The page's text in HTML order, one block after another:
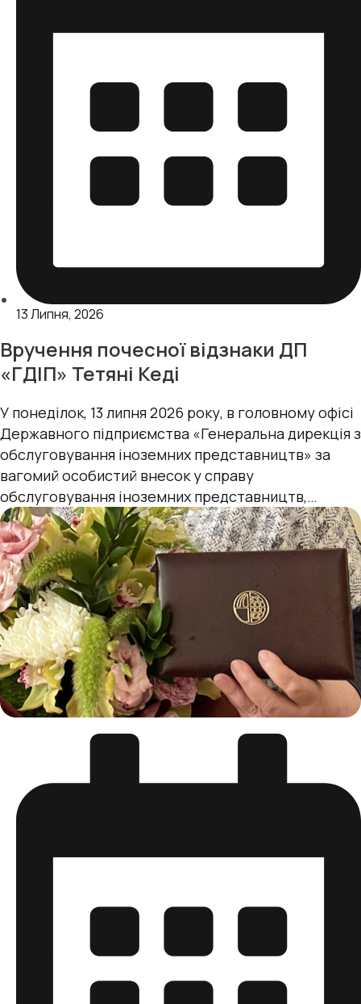
13 Липня, 2026
Вручення почесної відзнаки ДП
«ГДІП» Тетяні Кеді
У понеділок, 13 липня 2026 року, в головному офісі
Державного підприємства «Генеральна дирекція з
обслуговування іноземних представництв» за
вагомий особистий внесок у справу
обслуговування іноземних представництв,
сумлінну працю та з